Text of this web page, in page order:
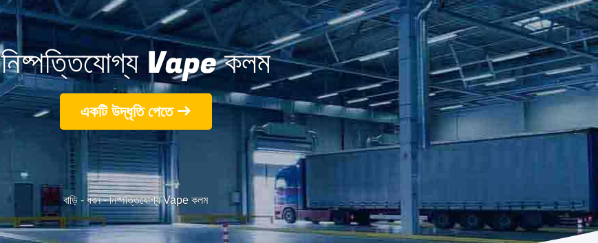
নিষ্পত্তিযোগ্য Vape কলম
একটি উদ্ধৃতি পেতে
বাড়ি -ধরন-নিষ্পত্তিযোগ্য Vape কলম